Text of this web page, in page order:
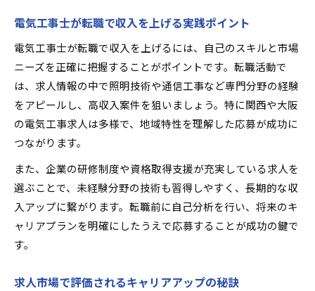
電気工事士が転職で収入を上げる実践ポイント
電気工事士が転職で収入を上げるには、自己のスキルと市場
ニーズを正確に把握することがポイントです。転職活動で
は、求人情報の中で照明技術や通信工事など専門分野の経験
をアピールし、高収入案件を狙いましょう。特に関西や大阪
の電気工事求人は多様で、地域特性を理解した応募が成功に
つながります。
また、企業の研修制度や資格取得支援が充実している求人を
選ぶことで、未経験分野の技術も習得しやすく、長期的な収
入アップに繋がります。転職前に自己分析を行い、将来のキ
ャリアプランを明確にしたうえで応募することが成功の鍵で
す。
求人市場で評価されるキャリアアップの秘訣